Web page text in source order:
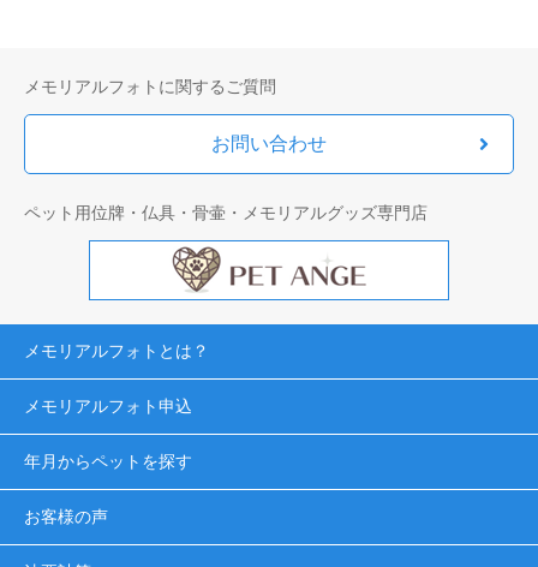
メモリアルフォトに関するご質問
お問い合わせ
ペット用位牌・仏具・骨壷・メモリアルグッズ専門店
メモリアルフォトとは？
メモリアルフォト申込
年月からペットを探す
お客様の声